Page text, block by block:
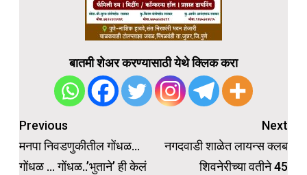
बातमी शेअर करण्यासाठी येथे क्लिक करा
Post
navigation
Previous
मनपा निवडणुकीतील गोंधळ…
गोंधळ … गोंधळ..’भुताने’ ही केलं
Next
नगदवाडी शाळेत लायन्स क्लब
शिवनेरीच्या वतीने 45